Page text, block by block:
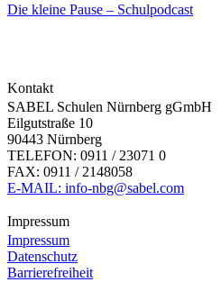
Die kleine Pause – Schulpodcast
Kontakt
SABEL Schulen Nürnberg gGmbH
Eilgutstraße 10
90443 Nürnberg
TELEFON: 0911 / 23071 0
FAX: 0911 / 2148058
E-MAIL: info-nbg@sabel.com
Impressum
Impressum
Datenschutz
Barrierefreiheit